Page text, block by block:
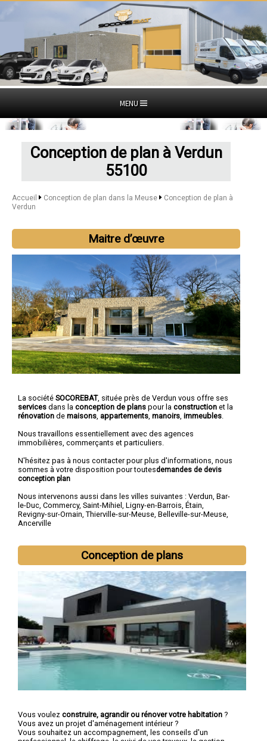
MENU
Conception de plan à Verdun
55100
Accueil Conception de plan dans la Meuse
Conception de plan à
Verdun
Maitre d’œuvre
La société SOCOREBAT, située près de Verdun vous offre ses
services dans la conception de plans pour la construction et la
rénovation de maisons appartements manoirs immeubles
Nous travaillons essentiellement avec des agences
immobilières, commerçants et particuliers.
N'hésitez pas à nous contacter pour plus d'informations, nous
sommes à votre disposition pour toutesdemandes de devis
conception plan
Nous intervenons aussi dans les villes suivantes : Verdun Bar-
le-Duc Commercy, Saint-Mihiel Ligny-en-Barrois Étain
Revigny-sur-Ornain Thierville-sur-Meuse Belleville-sur-Meuse
Ancerville
Conception de plans
Vous voulez construire, agrandir ou rénover votre habitation ?
Vous avez un projet d'aménagement intérieur ?
Vous souhaitez un accompagnement, les conseils d'un